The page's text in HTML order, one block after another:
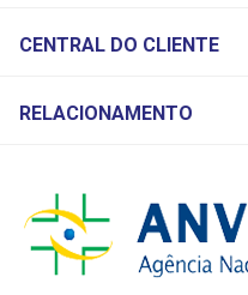
CENTRAL DO CLIENTE
RELACIONAMENTO